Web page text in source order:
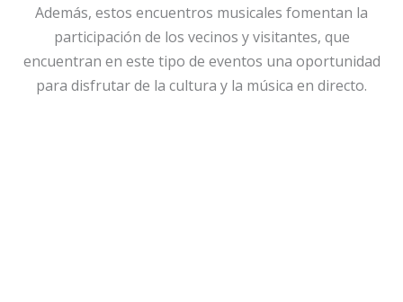
Además, estos encuentros musicales fomentan la
participación de los vecinos y visitantes, que
encuentran en este tipo de eventos una oportunidad
para disfrutar de la cultura y la música en directo.